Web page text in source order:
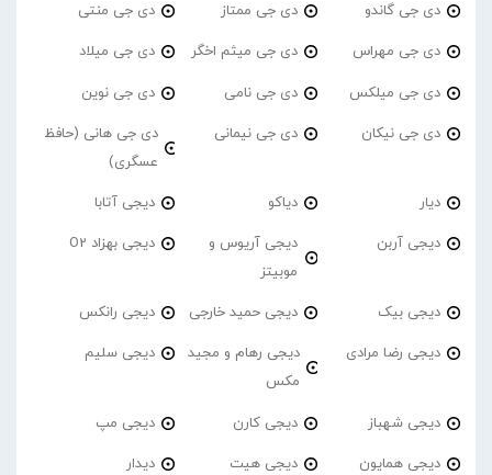
دی جی گاندو دی جی ممتاز دی جی منتی
دی جی مهراس دی جی میثم اخگر دی جی میلاد
دی جی میلکس دی جی نامی دی جی نوین
دی جی نیکان دی جی نیمانی
دی جی هانی (حافظ
عسگری)
دیار دیاکو دیجی آتابا
دیجی آربن
دیجی آریوس و
موبیتز
دیجی بهزاد O2
دیجی بیک دیجی حمید خارجی دیجی رانکس
دیجی رضا مرادی
دیجی رهام و مجید
مکس
دیجی سلیم
دیجی شهباز دیجی کارن دیجی مپ
دیجی همایون دیجی هیت دیدار